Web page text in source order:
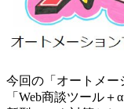
今回の「オートメー
「Web商談ツール＋